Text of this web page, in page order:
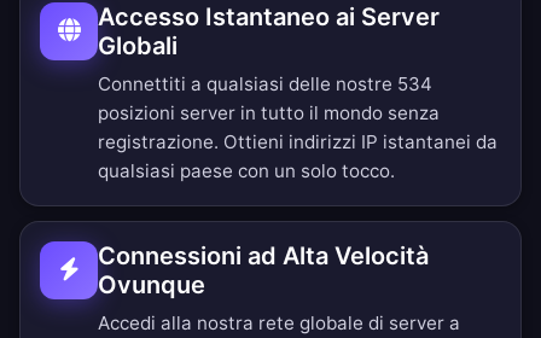
Accesso Istantaneo ai Server
Globali
Connettiti a qualsiasi delle nostre 534
posizioni server in tutto il mondo senza
registrazione. Ottieni indirizzi IP istantanei da
qualsiasi paese con un solo tocco.
Connessioni ad Alta Velocità
Ovunque
Accedi alla nostra rete globale di server a